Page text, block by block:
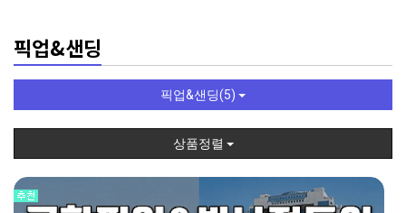
픽업&샌딩
픽업&샌딩(5)
상품정렬